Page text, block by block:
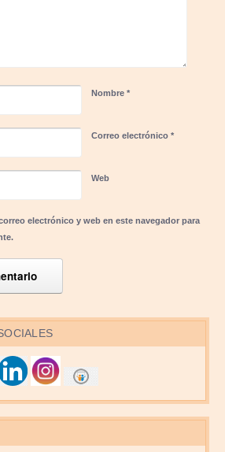
Nombre*
Correo electrónico*
Web
electrónico y web en este navegador para